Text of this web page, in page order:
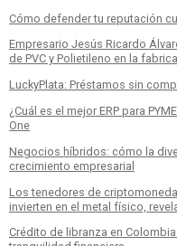
Cómo defender tu reputación
Empresario Jesús Ricardo
de PVC y Polietileno en la
LuckyPlata: Préstamos sin
¿Cuál es el mejor ERP para
One
Negocios híbridos: cómo la
crecimiento empresarial
Los tenedores de
invierten en el metal físico,
Crédito de libranza en